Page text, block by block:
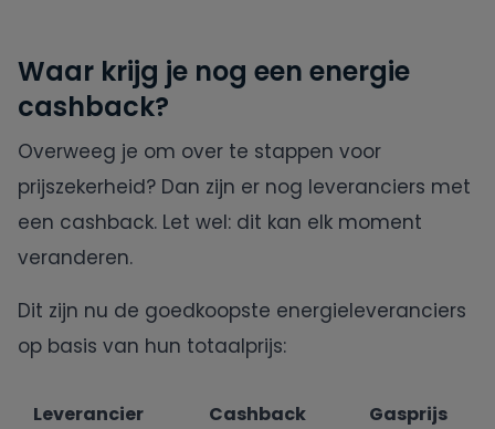
Waar krijg je nog een energie
cashback?
Overweeg je om over te stappen voor
prijszekerheid? Dan zijn er nog leveranciers met
een cashback. Let wel: dit kan elk moment
veranderen.
Dit zijn nu de goedkoopste energieleveranciers
op basis van hun totaalprijs:
Leverancier Cashback
Gasprijs